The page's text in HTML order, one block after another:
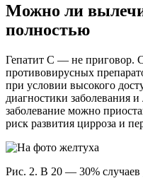
Можно ли
полностью
Гепатит С — не приговор.
противовирусных
при условии высокого
диагностики заболевания
заболевание можно
риск развития цирроза и
Рис. 2. В 20 — 30% случаев